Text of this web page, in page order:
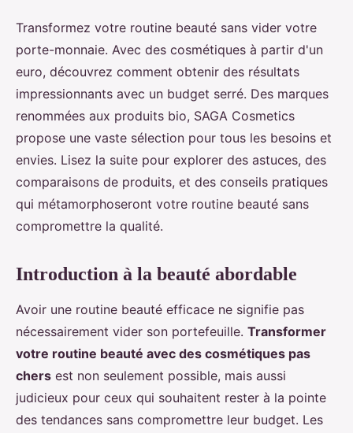
Transformez votre routine
beauté avec des cosmétiques pas
chers
Lyana•13 janvier 2025•12 min de lecture
Transformez votre routine beauté sans vider votre
porte-monnaie. Avec des cosmétiques à partir d'un
euro, découvrez comment obtenir des résultats
impressionnants avec un budget serré. Des marques
renommées aux produits bio, SAGA Cosmetics
propose une vaste sélection pour tous les besoins et
envies. Lisez la suite pour explorer des astuces, des
comparaisons de produits, et des conseils pratiques
qui métamorphoseront votre routine beauté sans
compromettre la qualité.
Introduction à la beauté abordable
Avoir une routine beauté efficace ne signifie pas
nécessairement vider son portefeuille. Transformer
votre routine beauté avec des cosmétiques pas
chers est non seulement possible, mais aussi
judicieux pour ceux qui souhaitent rester à la pointe
des tendances sans compromettre leur budget. Les